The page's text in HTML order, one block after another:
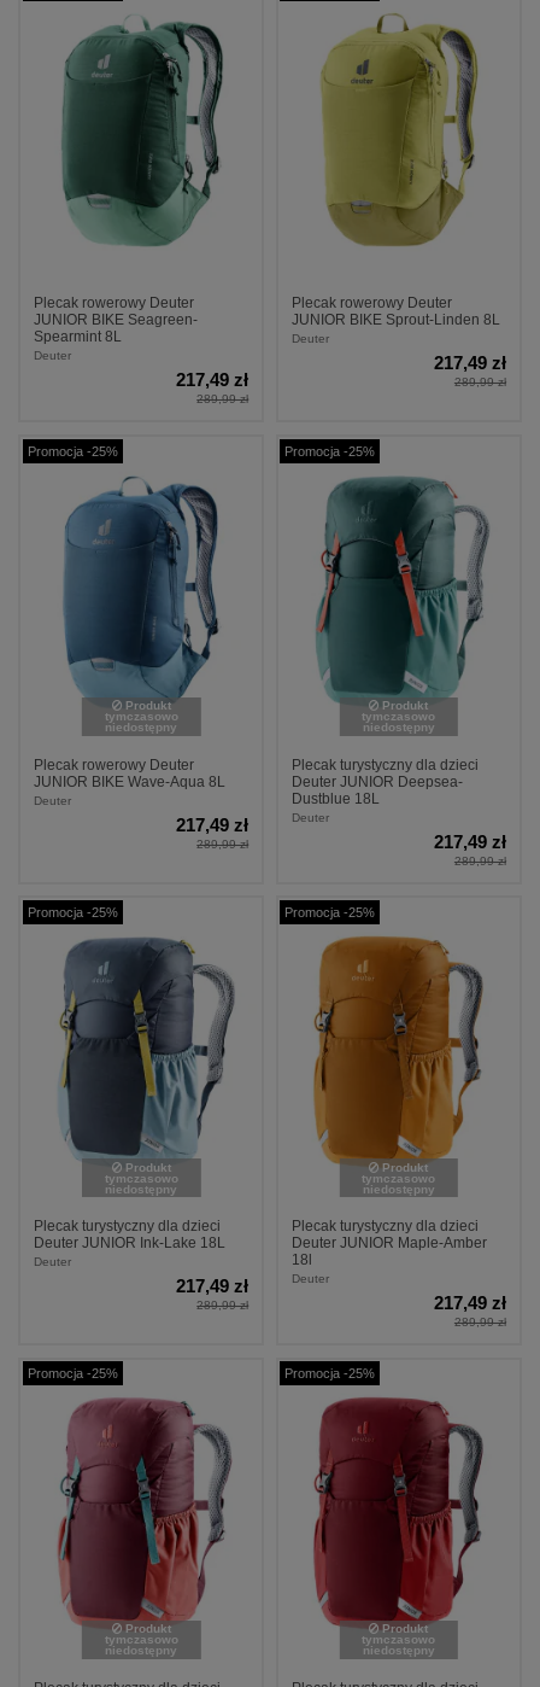
Plecak rowerowy Deuter
JUNIOR BIKE Seagreen-
Spearmint 8L
Deuter
217,49 zł
289,99 zł
Plecak rowerowy Deuter
JUNIOR BIKE Sprout-Linden 8L
Deuter
217,49 zł
289,99 zł
Promocja -25%
Produkt
tymczasowo
niedostępny
Plecak rowerowy Deuter
JUNIOR BIKE Wave-Aqua 8L
Deuter
217,49 zł
289,99 zł
Promocja -25%
Produkt
tymczasowo
niedostępny
Plecak turystyczny dla dzieci
Deuter JUNIOR Deepsea-
Dustblue 18L
Deuter
217,49 zł
289,99 zł
Promocja -25%
Produkt
tymczasowo
niedostępny
Plecak turystyczny dla dzieci
Deuter JUNIOR Ink-Lake 18L
Deuter
217,49 zł
289,99 zł
Promocja -25%
Produkt
tymczasowo
niedostępny
Plecak turystyczny dla dzieci
Deuter JUNIOR Maple-Amber
18l
Deuter
217,49 zł
289,99 zł
Promocja -25%
Produkt
tymczasowo
niedostępny
Promocja -25%
Produkt
tymczasowo
niedostępny